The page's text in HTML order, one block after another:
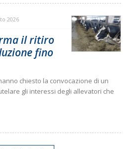
2026
il ritiro
fino
chiesto la convocazione di un
gli interessi degli allevatori che